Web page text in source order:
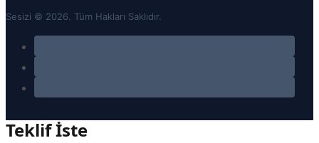
Sesizi © 2026. Tüm Hakları Saklıdır.
Teklif İste